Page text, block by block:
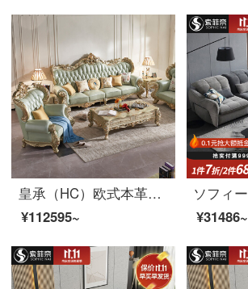
皇承（HC）欧式本革ソファー客間大型木造家具ソファセット1976大戸型別荘・本革糜金ソファー【シングル位】
¥112595~
¥31486~